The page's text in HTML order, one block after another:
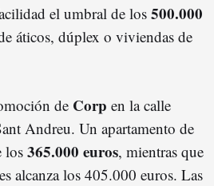
el umbral de los 500.000
áticos, dúplex o viviendas de
de Corp en la calle
Andreu. Un apartamento de
los 365.000 euros, mientras que
alcanza los 405.000 euros. Las